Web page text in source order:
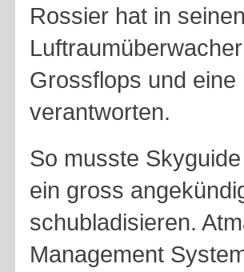
Rossier hat in
Grossflops und
verantworten.
So musste
ein gross
schubladisieren.
Management